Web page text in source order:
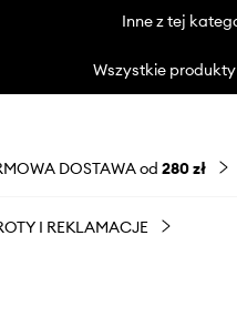
Inne z tej
Wszystkie produkty
DOSTAWA od 280 zł
I REKLAMACJE